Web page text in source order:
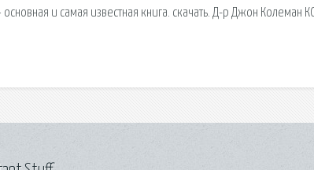
основная и самая известная книга. скачать. Д-р Джон